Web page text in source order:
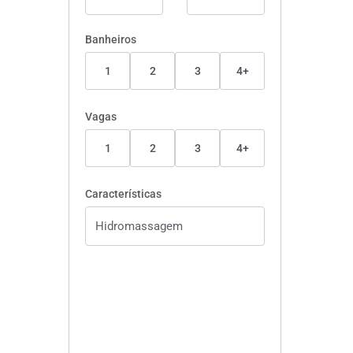
Banheiros
1 2 3 4+
Vagas
1 2 3 4+
Características